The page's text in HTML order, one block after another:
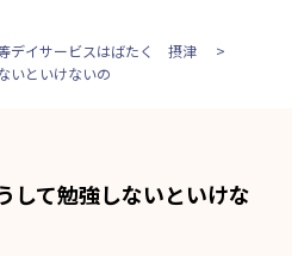
デイサービスはばたく 摂津
いといけないの
して勉強しないといけな